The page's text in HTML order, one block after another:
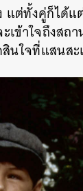
แต่ทั้งคู่ก็ได้
เข้าใจถึงส
นใจที่แสนส